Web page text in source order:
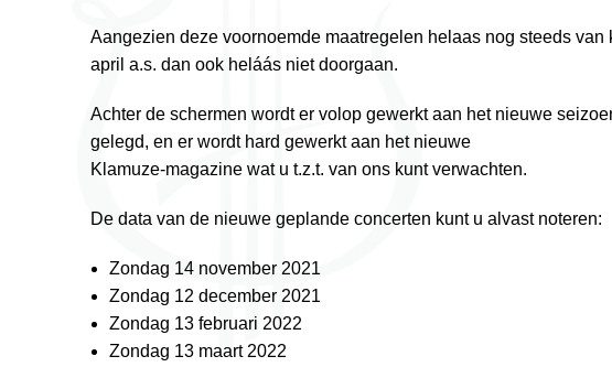
Aangezien deze voornoemde maatregelen helaas nog steeds
april a.s. dan ook heláás niet doorgaan.
Achter de schermen wordt er volop gewerkt aan het nieuwe
gelegd, en er wordt hard gewerkt aan het nieuwe
Klamuze-magazine wat u t.z.t. van ons kunt verwachten.
De data van de nieuwe geplande concerten kunt u alvast noteren:
Zondag 14 november 2021
Zondag 12 december 2021
Zondag 13 februari 2022
Zondag 13 maart 2022